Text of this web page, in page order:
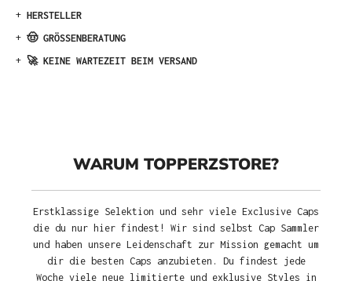
+ HERSTELLER
+ 🤠 GRÖSSENBERATUNG
+ 🚀 KEINE WARTEZEIT BEIM VERSAND
WARUM TOPPERZSTORE?
Erstklassige Selektion und sehr viele Exclusive Caps
die du nur hier findest! Wir sind selbst Cap Sammler
und haben unsere Leidenschaft zur Mission gemacht um
dir die besten Caps anzubieten. Du findest jede
Woche viele neue limitierte und exklusive Styles in